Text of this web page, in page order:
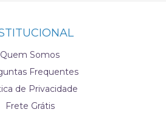
Quem Somos
Frequentes
de Privacidade
Frete Grátis